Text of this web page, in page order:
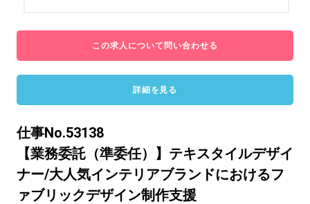
この求人について問い合わせる
詳細を見る
仕事No.53138
【業務委託（準委任）】テキスタイルデザイ
ナー/大人気インテリアブランドにおけるフ
ァブリックデザイン制作支援